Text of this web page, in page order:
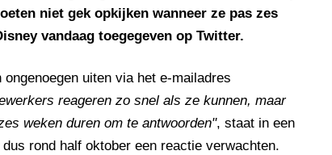
niet gek opkijken wanneer ze pas zes
vandaag toegegeven op Twitter.
uiten via het e-mailadres
reageren zo snel als ze kunnen, maar
weken duren om te antwoorden", staat in een
rond half oktober een reactie verwachten.